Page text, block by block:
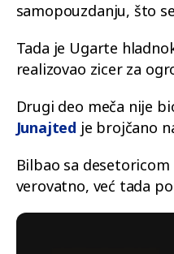
samopouzdanju, što
Tada je Ugarte
realizovao zicer za
Drugi deo meča nije
Junajted je brojčano
Bilbao sa
verovatno, već tada